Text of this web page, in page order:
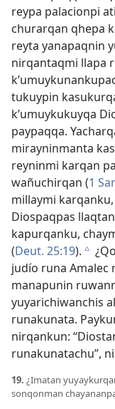
reypa palacionpi
churarqan qhepa
reyta yanapaqnin
nirqantaqmi llapa
tukuypin
k’umuykukuyqa
paypaqqa.
mirayninmanta
reyninmi karqan
wañuchirqan (1
millaymi
Diospaqpas
kapurqanku,
(Deut. 25:19). c
judío runa Amalec
manapunin
yuyarichiwanchis
runakunata.
nirqankun:
runakunatachu”,
19. ¿Imatan
sonqonman